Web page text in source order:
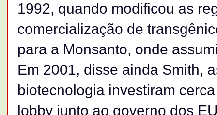
1992, quando modificou as
comercialização de
para a Monsanto, onde
Em 2001, disse ainda Smith,
biotecnologia investiram
lobby junto ao governo dos